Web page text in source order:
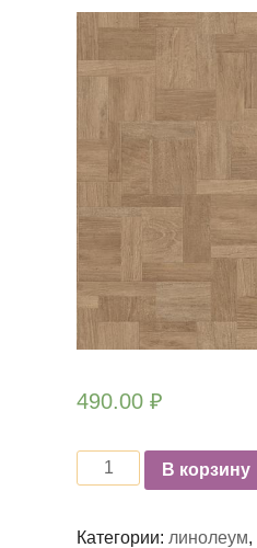
490.00 ₽
КоличествоВ корзину
Категории: линолеум,